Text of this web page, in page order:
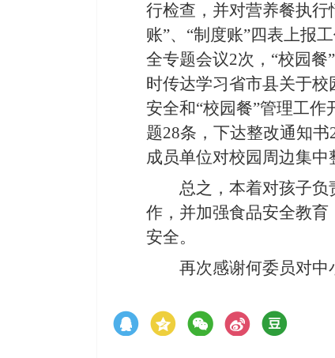
行检查，并对营养餐执行
账”、“制度账”四表上报
全专题会议2次， “校园餐
时传达学习省市县关于
安全和“校园餐”管理工
题28条，下达整改通知书
成员单位对校园周边集中
总之，本着对孩子
作 ， 并加强食品安全教育
安全。
再次感谢何委员对中